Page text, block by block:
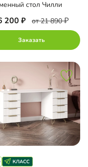
стол Чилли
200 от 21 890
Заказать